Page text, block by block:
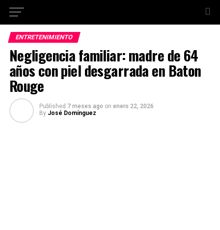
ENTRETENIMIENTO
Negligencia familiar: madre de 64
años con piel desgarrada en Baton
Rouge
Published 7 meses ago on enero 22, 2026
By José Domínguez